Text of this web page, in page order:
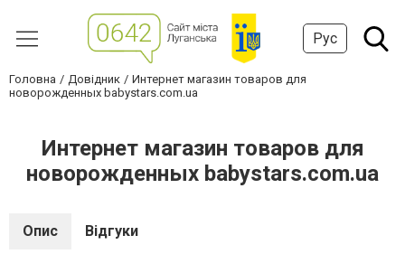
Рус
Головна Довідник
Интернет магазин товаров для
новорожденных babystars.com.ua
Интернет магазин товаров для
новорожденных babystars.com.ua
Опис Відгуки